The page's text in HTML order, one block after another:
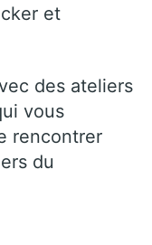
et
des ateliers
vous
rencontrer
du